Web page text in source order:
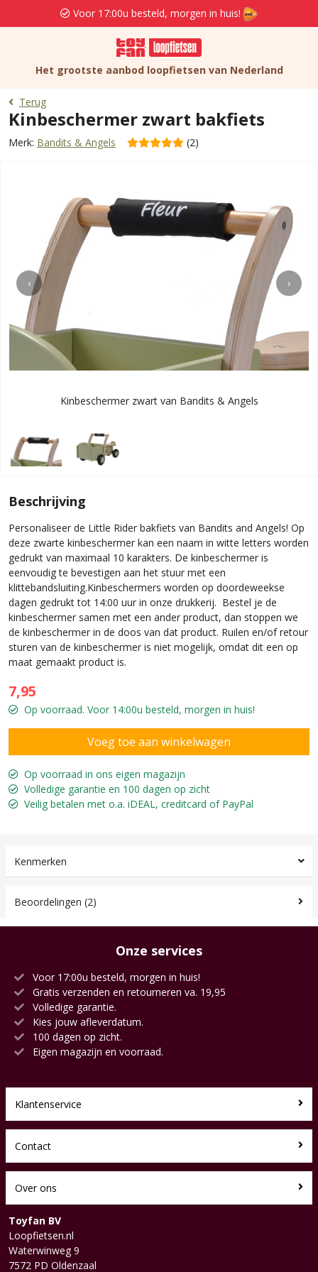
Voor 17:00u besteld, morgen in huis!
Het grootste aanbod loopfietsen van Nederland
Terug
Kinbeschermer zwart bakfiets
Merk: Bandits & Angels (2)
‹ ›
Kinbeschermer zwart van Bandits & Angels
Beschrijving
Personaliseer de Little Rider bakfiets van Bandits and Angels! Op
deze zwarte kinbeschermer kan een naam in witte letters worden
gedrukt van maximaal 10 karakters. De kinbeschermer is
eenvoudig te bevestigen aan het stuur met een
klittebandsluiting.Kinbeschermers worden op doordeweekse
dagen gedrukt tot 14:00 uur in onze drukkerij. Bestel je de
kinbeschermer samen met een ander product, dan stoppen we
de kinbeschermer in de doos van dat product. Ruilen en/of retour
sturen van de kinbeschermer is niet mogelijk, omdat dit een op
maat gemaakt product is.
7,95
Op voorraad. Voor 14:00u besteld, morgen in huis!
Op voorraad in ons eigen magazijn
Volledige garantie en 100 dagen op zicht
Veilig betalen met o.a. iDEAL, creditcard of PayPal
Kenmerken
Beoordelingen (2)
Onze services
Voor 17:00u besteld, morgen in huis!
Gratis verzenden en retourneren va. 19,95
Volledige garantie.
Kies jouw afleverdatum.
100 dagen op zicht.
Eigen magazijn en voorraad.
Klantenservice
Contact
Over ons
Toyfan BV
Loopfietsen.nl
Waterwinweg 9
7572 PD Oldenzaal